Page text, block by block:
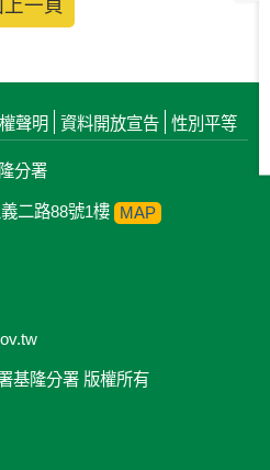
上一頁
聲明 資料開放宣告 性別平等
分署
二路88號1樓 MAP
基隆分署 版權所有